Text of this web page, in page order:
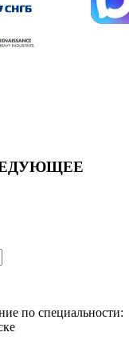
по специальности: